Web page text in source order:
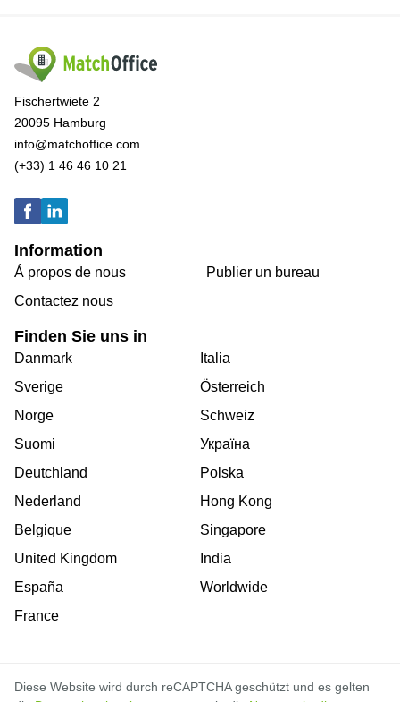
Fischertwiete 2
20095 Hamburg
info@matchoffice.com
(+33) 1 46 46 10 21
Information
Á propos de nous
Contactez nous
Publier un bureau
Finden Sie uns in
Danmark
Sverige
Norge
Suomi
Deutchland
Nederland
Belgique
United Kingdom
España
France
Italia
Österreich
Schweiz
Україна
Polska
Hong Kong
Singapore
India
Worldwide
Diese Website wird durch reCAPTCHA geschützt und es gelten